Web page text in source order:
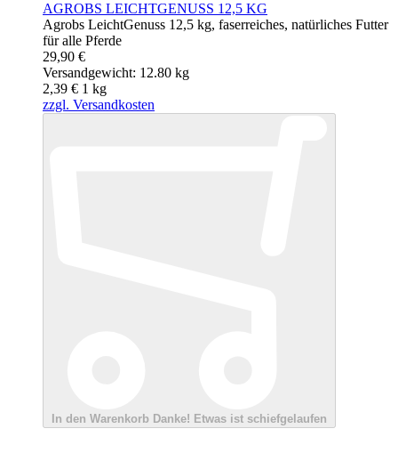
AGROBS LEICHTGENUSS 12,5 KG
Agrobs LeichtGenuss 12,5 kg, faserreiches, natürliches Futter
für alle Pferde
29,90 €
Versandgewicht: 12.80 kg
2,39 € 1 kg
zzgl. Versandkosten
In den Warenkorb Danke! Etwas ist schiefgelaufen